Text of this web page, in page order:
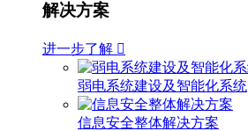
解决方案
进一步了解 
弱电系统建设及智能化系统
信息安全整体解决方案